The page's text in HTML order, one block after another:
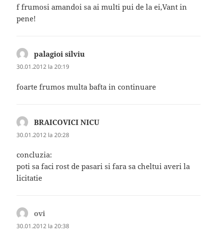
f frumosi amandoi sa ai multi pui de la ei,Vant in
pene!
palagioi silviu
30.01.2012 la 20:19
foarte frumos multa bafta in continuare
BRAICOVICI NICU
30.01.2012 la 20:28
concluzia:
poti sa faci rost de pasari si fara sa cheltui averi la
licitatie
ovi
30.01.2012 la 20:38